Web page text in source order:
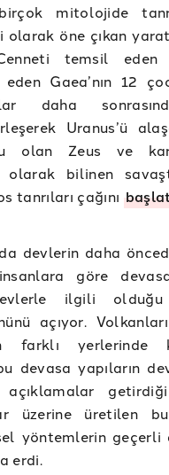
mitolojide
olarak öne çıkan
temsil eden
Gaea’nın 12
daha
Uranus’ü
olan Zeus ve
olarak bilinen
tanrıları çağını
devlerin daha
göre
ilgili olduğu
açıyor.
farklı yerlerinde
devasa yapıların
açıklamalar
üzerine üretilen
yöntemlerin geçerli
erdi.